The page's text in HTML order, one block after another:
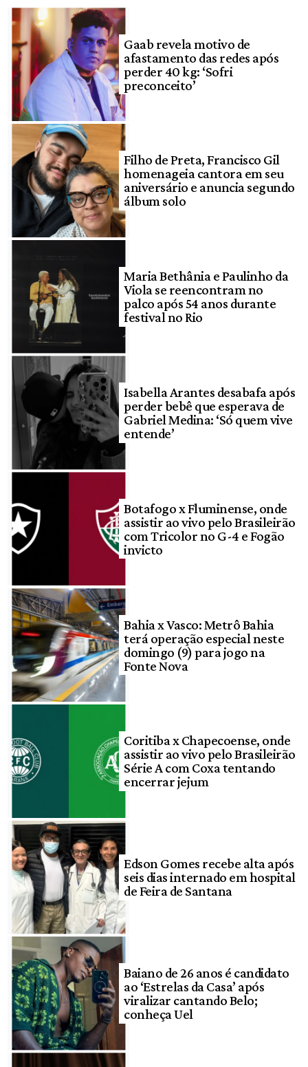
Gaab revela motivo de
afastamento das redes após
perder 40 kg: ‘Sofri
preconceito’
Filho de Preta, Francisco Gil
homenageia cantora em seu
aniversário e anuncia segundo
álbum solo
Maria Bethânia e Paulinho da
Viola se reencontram no
palco após 54 anos durante
festival no Rio
Isabella Arantes desabafa após
perder bebê que esperava de
Gabriel Medina: ‘Só quem vive
entende’
Botafogo x Fluminense, onde
assistir ao vivo pelo Brasileirão
com Tricolor no G-4 e Fogão
invicto
Bahia x Vasco: Metrô Bahia
terá operação especial neste
domingo (9) para jogo na
Fonte Nova
Coritiba x Chapecoense, onde
assistir ao vivo pelo Brasileirão
Série A com Coxa tentando
encerrar jejum
Edson Gomes recebe alta após
seis dias internado em hospital
de Feira de Santana
Baiano de 26 anos é candidato
ao ‘Estrelas da Casa’ após
viralizar cantando Belo;
conheça Uel